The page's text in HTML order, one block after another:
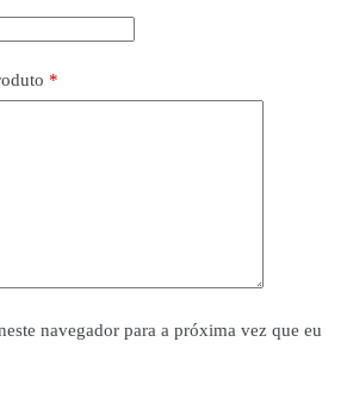
*
navegador para a próxima vez que eu